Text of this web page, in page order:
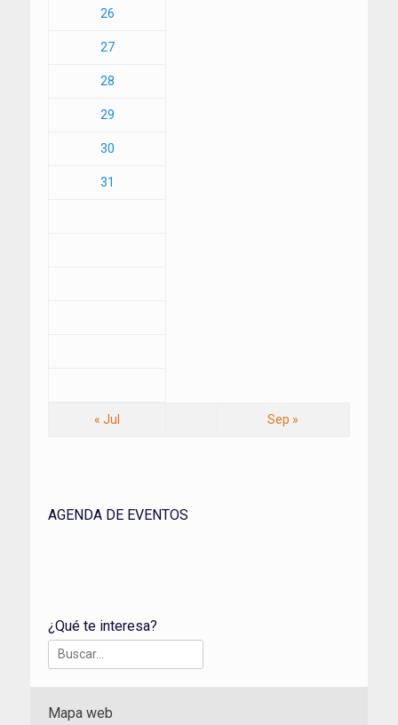
26
27
28
29
30
31
« Jul Sep »
AGENDA DE EVENTOS
¿Qué te interesa?
Buscar:
Mapa web